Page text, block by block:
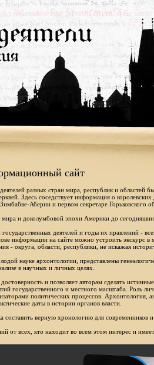
сайт
разных стран мира, республик и областей
Здесь соседствует информация о королевских
Аберии и первом секретаре Горьковского
и доколумбовой эпохи Америки до
деятелей и годы их правлений -
информации на сайте можно устроить экскурс
- округа, области, республики, не искажая
науке архонтологии, представлены
в научных и личных целях.
и позволяет авторам сделать
государственного и местного масштаба. Роль
политических процессов. Архонтология,
даты в истории органов власти.
верную хронологию для современников и
от всех, кто находит во всем этом интерес и